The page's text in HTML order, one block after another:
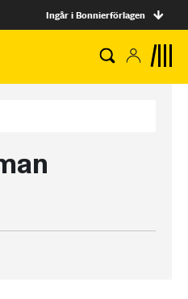
Ingår i Bonnierförlagen